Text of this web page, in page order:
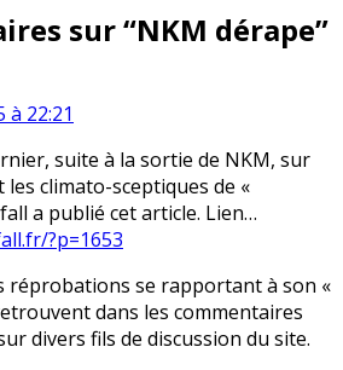
sur “NKM dérape”
à 22:21
suite à la sortie de NKM, sur
climato-sceptiques de «
a publié cet article. Lien…
?p=1653
réprobations se rapportant à son «
dans les commentaires
divers fils de discussion du site.